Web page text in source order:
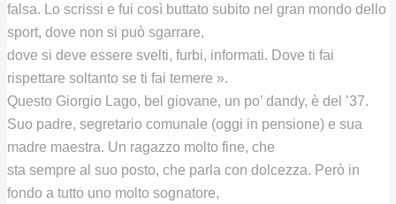
falsa. Lo scrissi e fui così buttato subito nel gran mondo dello
sport, dove non si può sgarrare,
dove si deve essere svelti, furbi, informati. Dove ti fai
rispettare soltanto se ti fai temere ».
Questo Giorgio Lago, bel giovane, un po’ dandy, è del ’37.
Suo padre, segretario comunale (oggi in pensione) e sua
madre maestra. Un ragazzo molto fine, che
sta sempre al suo posto, che parla con dolcezza. Però in
fondo a tutto uno molto sognatore,